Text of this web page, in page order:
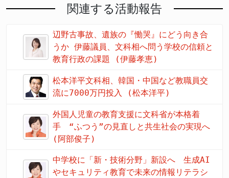
関連する活動報告
辺野古事故、遺族の『慟哭』にどう向き合
うか 伊藤議員、文科相へ問う学校の信頼と
教育行政の課題 (伊藤孝恵)
松本洋平文科相、韓国・中国など教職員交
流に7000万円投入 (松本洋平)
外国人児童の教育支援に文科省が本格着
手 “ふつう”の見直しと共生社会の実現へ
(阿部俊子)
中学校に「新・技術分野」新設へ 生成AI
やセキュリティ教育で未来の情報リテラシ